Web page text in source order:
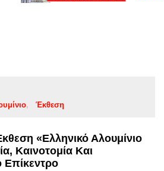
Έκθεση
«Ελληνικό Αλουμίνιο
Καινοτομία Και
Επίκεντρο